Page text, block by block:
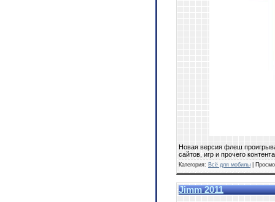
Новая версия флеш
сайтов, игр и прочего
Категория: Всё для мобилы |
Jimm 2011